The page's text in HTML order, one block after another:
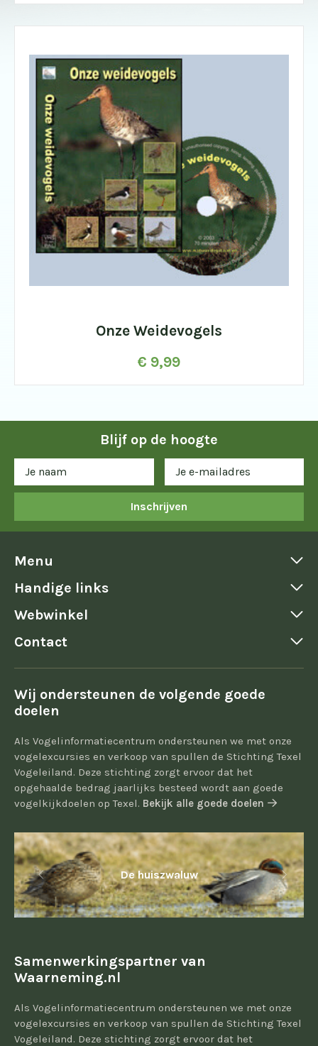
Onze Weidevogels
€ 9,99
Blijf op de hoogte
Inschrijven
Menu
Handige links
Webwinkel
Contact
Wij ondersteunen de volgende goede
doelen
Als Vogelinformatiecentrum ondersteunen we met onze
vogelexcursies en verkoop van spullen de Stichting Texel
Vogeleiland. Deze stichting zorgt ervoor dat het
opgehaalde bedrag jaarlijks besteed wordt aan goede
vogelkijkdoelen op Texel. Bekijk alle goede doelen
De huiszwaluw
Samenwerkingspartner van
Waarneming.nl
Als Vogelinformatiecentrum ondersteunen we met onze
vogelexcursies en verkoop van spullen de Stichting Texel
Vogeleiland. Deze stichting zorgt ervoor dat het